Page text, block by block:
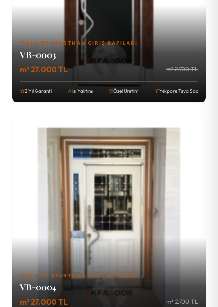
VILLA VE APARTMAN GIRIŞ KAPILARI
VB-0003
m² 27.000 TL m² 2.700 TL
2 Yıl Garanti Isı Yalıtımı Özel Üretim Yekpare Tava Sac
VILLA VE APARTMAN GIRIŞ KAPILARI
VB-0004
m² 27.000 TL m² 2.700 TL